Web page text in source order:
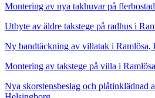
Montering av nya takhuvar på
Utbyte av äldre takstege på radhus i
Ny bandtäckning av villatak i Ramlösa,
Montering av takstege på villa i
Nya skorstensbeslag och plåtinklädnad